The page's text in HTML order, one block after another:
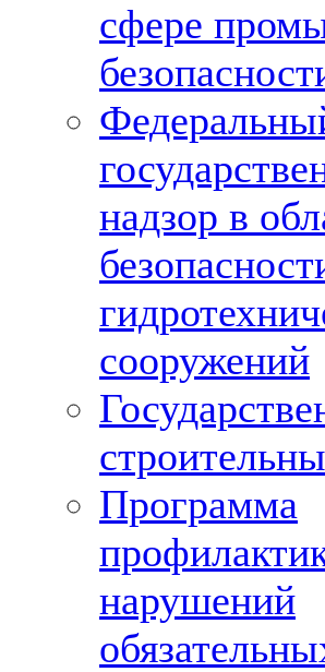
сфере
надзор в
сооружений
Программа
нарушений